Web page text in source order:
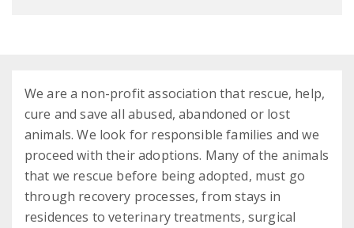
We are a non-profit association that rescue, help,
cure and save all abused, abandoned or lost
animals. We look for responsible families and we
proceed with their adoptions. Many of the animals
that we rescue before being adopted, must go
through recovery processes, from stays in
residences to veterinary treatments, surgical